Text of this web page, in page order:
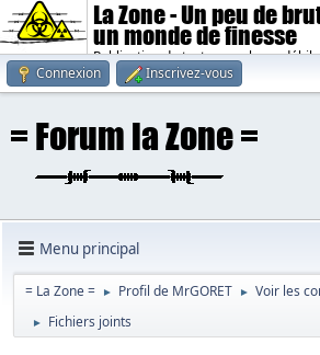
La Zone - Un peu de
un monde de finesse
Publication de textes sombres,
Connexion
Inscrivez-vous
Menu principal
= La Zone = ► Profil de MrGORET ► Voir les
► Fichiers joints